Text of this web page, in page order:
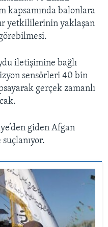
kapsamında balonlara
yetkililerinin yaklaşan
iletişimine bağlı
sensörleri 40 bin
gerçek zamanlı
giden Afgan